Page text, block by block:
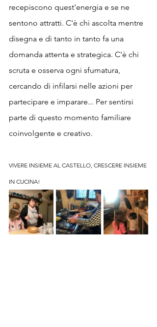
recepiscono quest'energia e se ne
sentono attratti. C'è chi ascolta mentre
disegna e di tanto in tanto fa una
domanda attenta e strategica. C'è chi
scruta e osserva ogni sfumatura,
cercando di infilarsi nelle azioni per
partecipare e imparare... Per sentirsi
parte di questo momento familiare
coinvolgente e creativo.
VIVERE INSIEME AL CASTELLO, CRESCERE INSIEME
IN CUCINA!